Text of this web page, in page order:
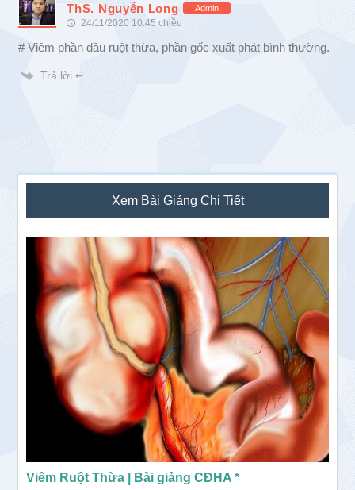
ThS. Nguyễn Long Admin
24/11/2020 10:45 chiều
# Viêm phần đầu ruột thừa, phần gốc xuất phát bình thường.
Trả lời ↵
Sidebar
chính
Xem Bài Giảng Chi Tiết
Viêm Ruột Thừa | Bài giảng CĐHA *